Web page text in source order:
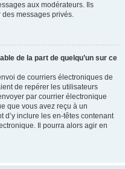
aux modérateurs. Ils
des messages privés.
de la part de quelqu’un sur ce
de courriers électroniques de
de repérer les utilisateurs
par courrier électronique
que vous avez reçu à un
d’y inclure les en-têtes contenant
Il pourra alors agir en